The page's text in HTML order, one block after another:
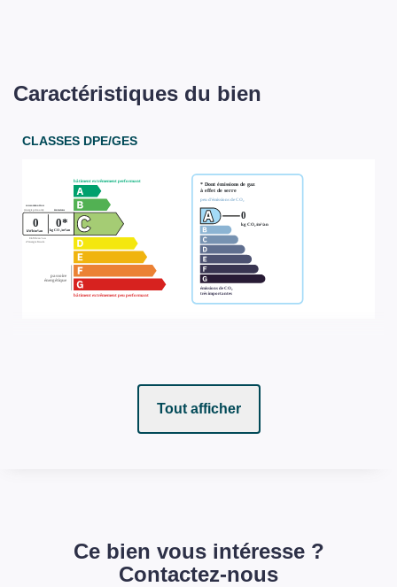
Caractéristiques du bien
CLASSES DPE/GES
Tout afficher
Ce bien vous intéresse ?
Contactez-nous